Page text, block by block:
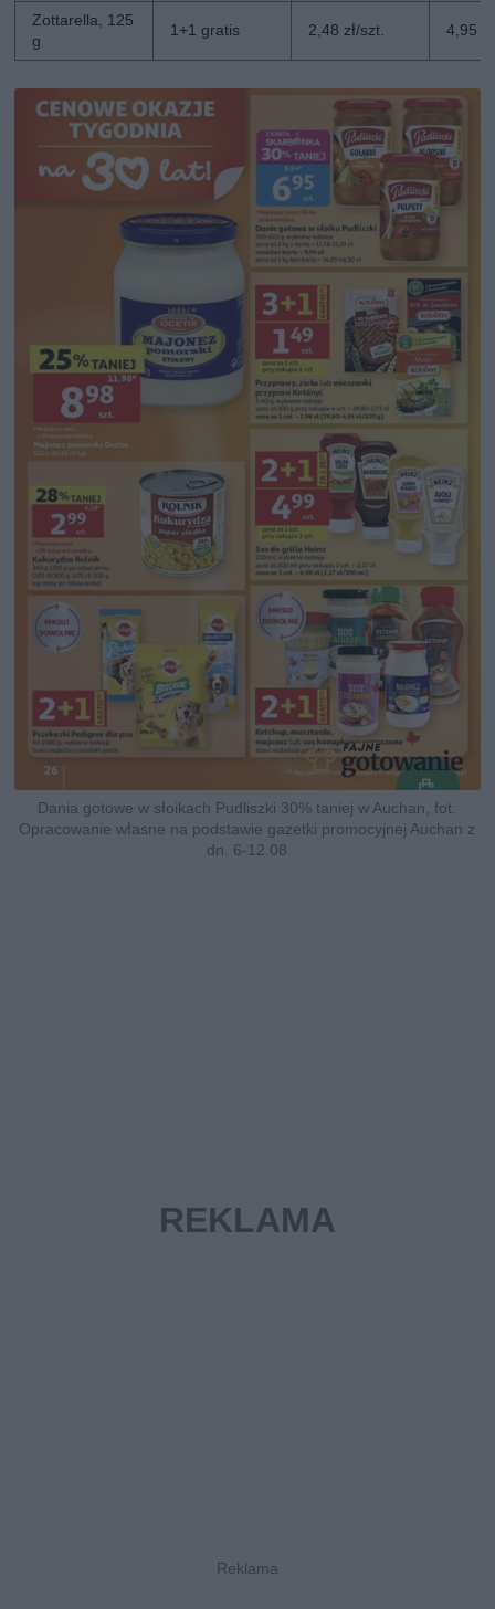
Zottarella, 125
g
1+1 gratis 2,48 zł/szt. 4,95
Dania gotowe w słoikach Pudliszki 30% taniej w Auchan, fot.
Opracowanie własne na podstawie gazetki promocyjnej Auchan z
dn. 6-12.08